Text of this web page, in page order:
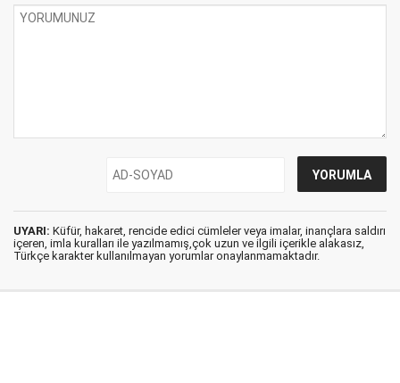
UYARI: Küfür, hakaret, rencide edici cümleler veya imalar, inançlara saldırı
içeren, imla kuralları ile yazılmamış,çok uzun ve ilgili içerikle alakasız,
Türkçe karakter kullanılmayan yorumlar onaylanmamaktadır.